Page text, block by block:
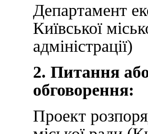
Департамент
Київської
адміністрації)
2. Питання
обговорення:
Проект